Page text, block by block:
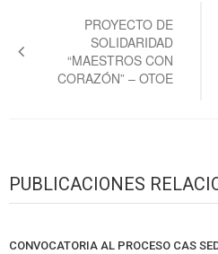
entradas
PROYECTO DE
SOLIDARIDAD
“MAESTROS CON
CORAZÓN” – OTOE
PUBLICACIONES
CONVOCATORIA AL PROCESO CAS